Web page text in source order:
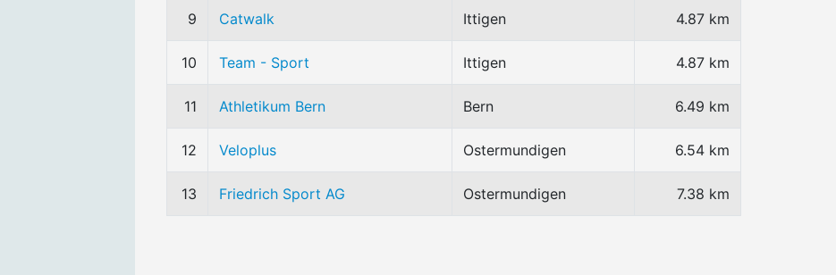
9 Catwalk Ittigen 4.87 km
10 Team - Sport Ittigen 4.87 km
11 Athletikum Bern Bern 6.49 km
12 Veloplus Ostermundigen 6.54 km
13 Friedrich Sport AG Ostermundigen 7.38 km